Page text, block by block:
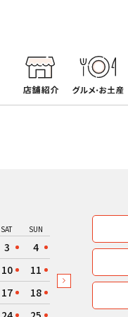
SAT SUN
3
4
10
11
17
18